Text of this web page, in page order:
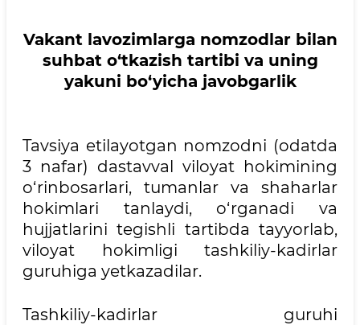
Vakant lavozimlarga nomzodlar bilan
suhbat o‘tkazish tartibi va uning
yakuni bo‘yicha javobgarlik
Tavsiya etilayotgan nomzodni (odatda
3 nafar) dastavval viloyat hokimining
o‘rinbosarlari, tumanlar va shaharlar
hokimlari tanlaydi, o‘rganadi va
hujjatlarini tegishli tartibda tayyorlab,
viloyat hokimligi tashkiliy-kadirlar
guruhiga yetkazadilar.
Tashkiliy-kadirlar guruhi